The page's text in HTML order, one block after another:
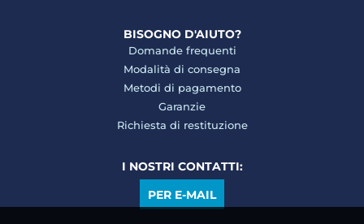
BISOGNO D'AIUTO?
Domande frequenti
Modalità di consegna
Metodi di pagamento
Garanzie
Richiesta di restituzione
I NOSTRI CONTATTI:
PER E-MAIL